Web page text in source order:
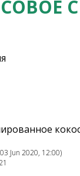
Jun 2020, 12:00)